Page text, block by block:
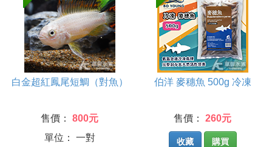
白金超紅鳳尾短鯛（對魚）
售價：
800元
單位： 一對
伯洋 麥穗魚 500g 冷凍
售價： 260元
收藏 購買